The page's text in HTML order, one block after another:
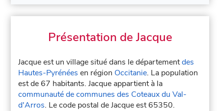
Présentation de Jacque
Jacque est un village situé dans le départementdes
Hautes-Pyrénées en région Occitanie. La population
est de 67 habitants. Jacque appartient à la
communauté de communes des Coteaux du Val-
d'Arros. Le code postal de Jacque est 65350.